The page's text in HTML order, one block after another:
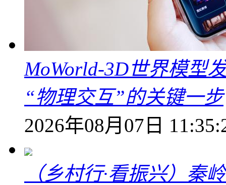
MoWorld-3D世界模型
“物理交互”的关键一步
2026年08月07日
（乡村行·看振兴）秦